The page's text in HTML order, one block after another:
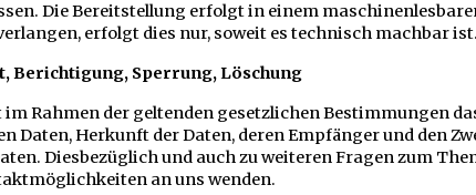
Die Bereitstellung erfolgt in einem
erfolgt dies nur, soweit es technisch machbar ist.
Berichtigung, Sperrung, Löschung
im Rahmen der geltenden gesetzlichen Bestimmungen
Daten, Herkunft der Daten, deren Empfänger und den
Diesbezüglich und auch zu weiteren Fragen zum
an uns wenden.